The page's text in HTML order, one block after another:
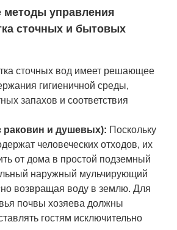
управления
сточных и бытовых
сточных вод имеет решающее
гигиеничной среды,
запахов и соответствия
и душевых): Поскольку
человеческих отходов, их
от дома в простой подземный
наружный мульчирующий
возвращая воду в землю. Для
почвы хозяева должны
гостям исключительно